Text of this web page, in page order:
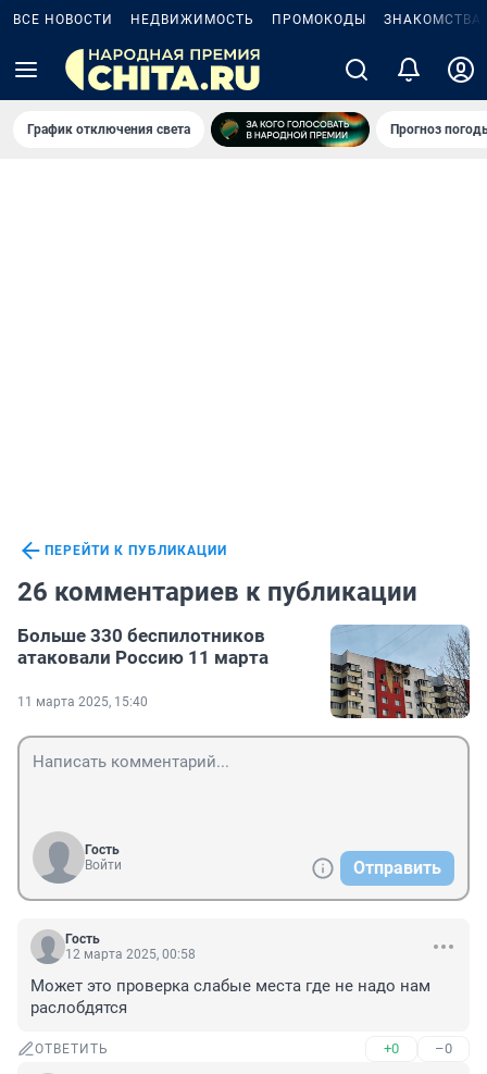
ВСЕ НОВОСТИ НЕДВИЖИМОСТЬ ПРОМОКОДЫ ЗНАКОМСТВА
График отключения света Прогноз
ПЕРЕЙТИ К ПУБЛИКАЦИИ
26 комментариев к публикации
Больше 330 беспилотников
атаковали Россию 11 марта
11 марта 2025, 15:40
Гость
Войти
Отправить
Гость
12 марта 2025, 00:58
Может это проверка слабые места где не надо нам
раслобдятся
ОТВЕТИТЬ +0 –0